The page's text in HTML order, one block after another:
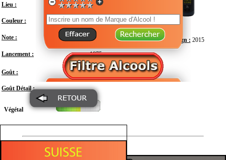
Design : 2015
Lieu : Suisse - Canton de Neuchâtel - Neufchâtel
Couleur :
Note :
Lancement : 1875
Goût : Fort
Goût Détail :
Végétal